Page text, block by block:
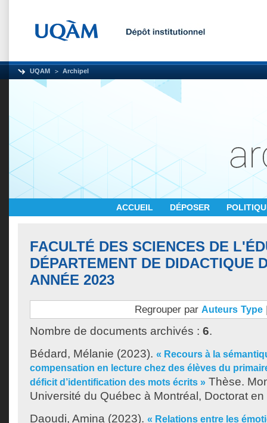
UQAM Archipel
ACCUEIL DÉPOSER
FACULTÉ DES SCIENCES DE
DÉPARTEMENT DE DIDACTIQUE
ANNÉE 2023
Regrouper par Auteurs Type
Nombre de documents archivés : 6.
Bédard, Mélanie (2023). « Recours à la
compensation en lecture chez des élèves du
déficit d’identification des mots écrits » Thèse.
Université du Québec à Montréal, Doctorat
Daoudi, Amina (2023). « Relations entre les